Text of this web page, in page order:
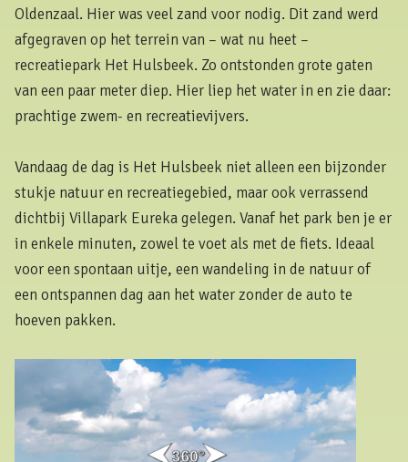
Oldenzaal. Hier was veel zand voor nodig. Dit zand werd
afgegraven op het terrein van – wat nu heet –
recreatiepark Het Hulsbeek. Zo ontstonden grote gaten
van een paar meter diep. Hier liep het water in en zie daar:
prachtige zwem- en recreatievijvers.
Vandaag de dag is Het Hulsbeek niet alleen een bijzonder
stukje natuur en recreatiegebied, maar ook verrassend
dichtbij Villapark Eureka gelegen. Vanaf het park ben je er
in enkele minuten, zowel te voet als met de fiets. Ideaal
voor een spontaan uitje, een wandeling in de natuur of
een ontspannen dag aan het water zonder de auto te
hoeven pakken.